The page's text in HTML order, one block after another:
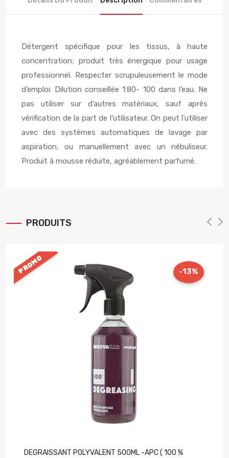
Détergent spécifique pour les tissus, à haute
concentration; produit très énergique pour usage
professionnel. Respecter scrupuleusement le mode
d’emploi. Dilution conseillée 1:80- 100 dans l’eau. Ne
pas utiliser sur d’autres matériaux, sauf après
vérification de la part de l’utilisateur. On peut l’utiliser
avec des systèmes automatiques de lavage par
aspiration, ou manuellement avec un nébuliseur.
Produit à mousse réduite, agréablement parfumé.
PRODUITS
PROMO -13%
DEGRAISSANT POLYVALENT 500ML -APC ( 100 %